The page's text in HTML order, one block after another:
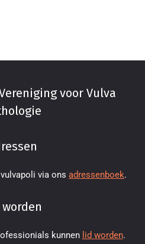
voor Vulva
via ons adressenboek.
worden
kunnen lid worden.